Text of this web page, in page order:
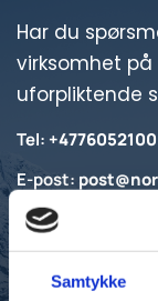
Samtykke
Har du
virksomhet på
uforpliktende
Tel: +4776052100
E-post:
8380 Ramberg